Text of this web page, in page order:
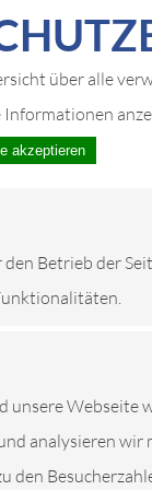
über alle
akzeptieren
den Betrieb der
unsere Webseite
analysieren
den